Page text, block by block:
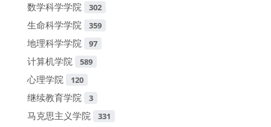
数学科学学院 302
生命科学学院 359
地理科学学院 97
计算机学院 589
心理学院 120
继续教育学院 3
马克思主义学院 331